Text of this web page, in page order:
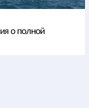
о полной